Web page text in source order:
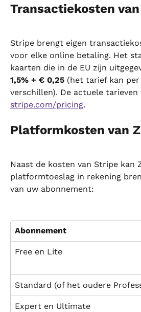
Transactiekosten
Stripe brengt eigen
voor elke online betaling. Het
kaarten die in de EU zijn
1,5% + € 0,25 (het tarief kan
verschillen). De actuele
stripe.com/pricing.
Platformkosten van
Naast de kosten van Stripe kan
platformtoeslag in rekening
van uw abonnement:
Abonnement
Free en Lite
Standard (of het oudere
Expert en Ultimate